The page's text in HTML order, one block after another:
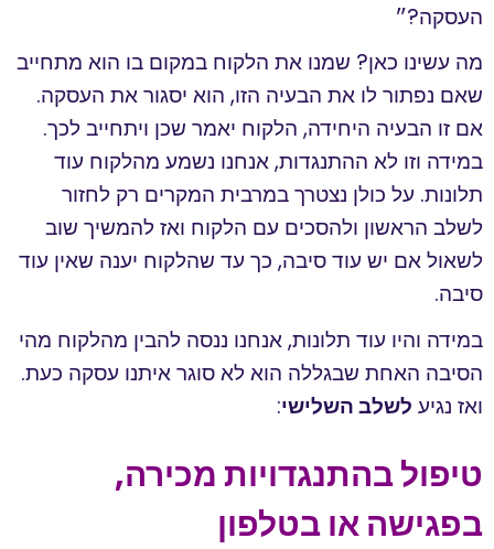
העסקה?״
מה עשינו כאן? שמנו את הלקוח במקום בו הוא מתחייב
שאם נפתור לו את הבעיה הזו, הוא יסגור את העסקה.
אם זו הבעיה היחידה, הלקוח יאמר שכן ויתחייב לכך.
במידה וזו לא ההתנגדות, אנחנו נשמע מהלקוח עוד
תלונות. על כולן נצטרך במרבית המקרים רק לחזור
לשלב הראשון ולהסכים עם הלקוח ואז להמשיך שוב
לשאול אם יש עוד סיבה, כך עד שהלקוח יענה שאין עוד
סיבה.
במידה והיו עוד תלונות, אנחנו ננסה להבין מהלקוח מהי
הסיבה האחת שבגללה הוא לא סוגר איתנו עסקה כעת.
ואז נגיע לשלב השלישי:
טיפול בהתנגדויות מכירה,
בפגישה או בטלפון